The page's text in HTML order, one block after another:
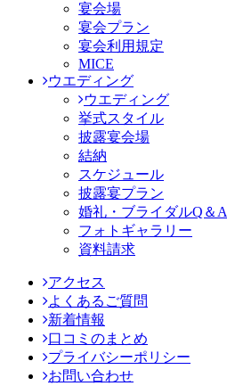
宴会場
宴会プラン
宴会利用規定
MICE
ウエディング
ウエディング
挙式スタイル
披露宴会場
結納
スケジュール
披露宴プラン
婚礼・ブライダルQ＆A
フォトギャラリー
資料請求
アクセス
よくあるご質問
新着情報
口コミのまとめ
プライバシーポリシー
お問い合わせ